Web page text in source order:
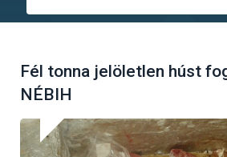
Fél tonna jelöletlen húst
NÉBIH